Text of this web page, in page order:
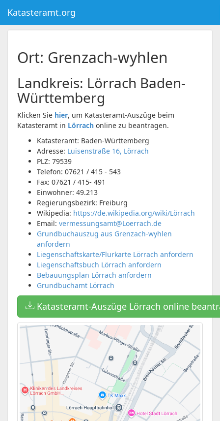
Katasteramt.org
Ort: Grenzach-wyhlen
Landkreis: Lörrach Baden-
Württemberg
Klicken Sie hier, um Katasteramt-Auszüge beim
Katasteramt in Lörrach online zu beantragen.
Katasteramt: Baden-Württemberg
Adresse: Luisenstraße 16, Lörrach
PLZ: 79539
Telefon: 07621 / 415 - 543
Fax: 07621 / 415- 491
Einwohner: 49.213
Regierungsbezirk: Freiburg
Wikipedia: https://de.wikipedia.org/wiki/Lörrach
Email: vermessungsamt@Loerrach.de
Grundbuchauszug aus Grenzach-wyhlen
anfordern
Liegenschaftskarte/Flurkarte Lörrach anfordern
Liegenschaftsbuch Lörrach anfordern
Bebauungsplan Lörrach anfordern
Grundbuchamt Lörrach
Katasteramt-Auszüge Lörrach online